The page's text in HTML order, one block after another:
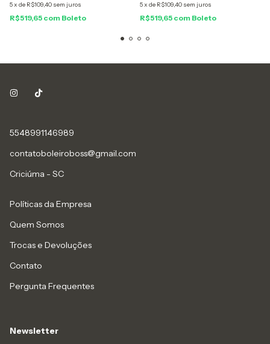
5x de R$109,40 sem juros
R$519,65 com Boleto
5x de R$109,40 sem juros
R$519,65 com Boleto
5548991146989
contatoboleiroboss@gmail.com
Criciúma - SC
Políticas da Empresa
Quem Somos
Trocas e Devoluções
Contato
Pergunta Frequentes
Newsletter